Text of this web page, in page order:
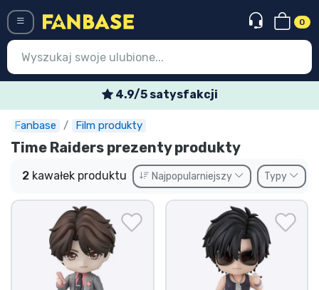
0
4.9/5 satysfakcji
Fanbase Film produkty
Time Raiders prezenty produkty
2 kawałek produktu Najpopularniejszy Typy
Wejście
Najnowsze rzeczy
Oferty specjalne
Doręczenie ekspresowe
Przedsprzedaż